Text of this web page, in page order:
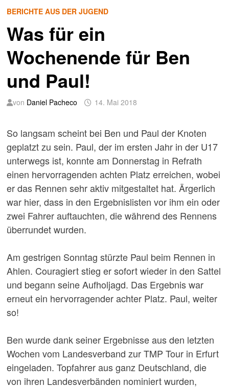
BERICHTE AUS DER JUGEND
Was für ein
Wochenende für Ben
und Paul!
von Daniel Pacheco 14. Mai 2018
So langsam scheint bei Ben und Paul der Knoten
geplatzt zu sein. Paul, der im ersten Jahr in der U17
unterwegs ist, konnte am Donnerstag in Refrath
einen hervorragenden achten Platz erreichen, wobei
er das Rennen sehr aktiv mitgestaltet hat. Ärgerlich
war hier, dass in den Ergebnislisten vor ihm ein oder
zwei Fahrer auftauchten, die während des Rennens
überrundet wurden.
Am gestrigen Sonntag stürzte Paul beim Rennen in
Ahlen. Couragiert stieg er sofort wieder in den Sattel
und begann seine Aufholjagd. Das Ergebnis war
erneut ein hervorragender achter Platz. Paul, weiter
so!
Ben wurde dank seiner Ergebnisse aus den letzten
Wochen vom Landesverband zur TMP Tour in Erfurt
eingeladen. Topfahrer aus ganz Deutschland, die
von ihren Landesverbänden nominiert wurden,